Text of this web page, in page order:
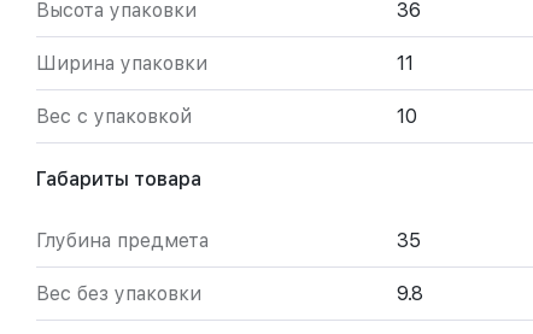
Высота упаковки 36
Ширина упаковки 11
Вес с упаковкой 10
Габариты товара
Глубина предмета 35
Вес без упаковки 9.8